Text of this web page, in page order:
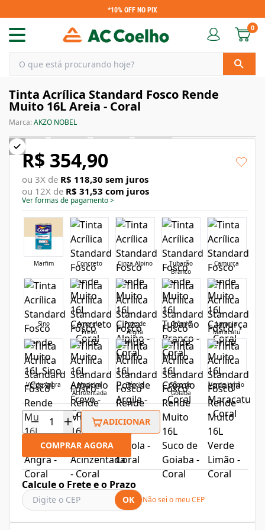
*10% OFF NO PIX
0
Tinta Acrílica Standard Fosco Rende
Muito 16L Areia - Coral
Marca:AKZO NOBEL
R$ 354,90
ou 3X de R$ 118,30 sem juros
ou 12X de R$ 31,53 com juros
Ver formas de pagamento>
Marfim Concreto Cinza Alpino
Tubarão
Branco
Camurça
Sino
Amarelo
Frevo
Pote de
Argila
Crômio
Laranja
Maracatu
Verde Angra
Madeira
Acinzentada
Pérola
Suco de
Goiaba
Verde Limão
ADICIONAR
COMPRAR AGORA
Calcule o Frete e o Prazo
OK Não sei o meu CEP